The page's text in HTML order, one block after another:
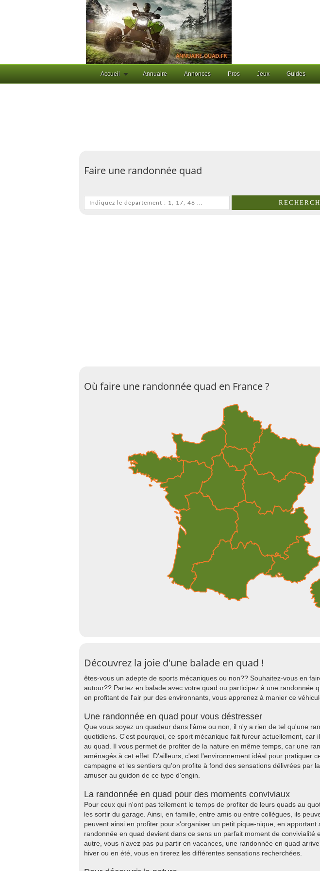
Accueil Annuaire Annonces Pros Jeux Guides
Faire une randonnée quad
Où faire une randonnée quad en France ?
Découvrez la joie d'une balade en quad !
êtes-vous un adepte de sports mécaniques ou non?? Souhaitez-vous en
autour?? Partez en balade avec votre quad ou participez à une
en profitant de l'air pur des environnants, vous apprenez à manier ce
Une randonnée en quad pour vous déstresser
Que vous soyez un quadeur dans l'âme ou non, il n'y a rien de tel qu'une
quotidiens. C'est pourquoi, ce sport mécanique fait fureur actuellement,
au quad. Il vous permet de profiter de la nature en même temps, car une
aménagés à cet effet. D'ailleurs, c'est l'environnement idéal pour pratiquer
campagne et les sentiers qu'on profite à fond des sensations délivrées par
amuser au guidon de ce type d'engin.
La randonnée en quad pour des moments conviviaux
Pour ceux qui n'ont pas tellement le temps de profiter de leurs quads au
les sortir du garage. Ainsi, en famille, entre amis ou entre collègues, ils
peuvent ainsi en profiter pour s'organiser un petit pique-nique, en
randonnée en quad devient dans ce sens un parfait moment de
autre, vous n'avez pas pu partir en vacances, une randonnée en quad
hiver ou en été, vous en tirerez les différentes sensations recherchées.